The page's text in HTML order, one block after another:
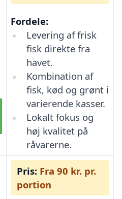
Fordele:
Levering af frisk
fisk direkte fra
havet.
Kombination af
fisk, kød og grønt i
varierende kasser.
Lokalt fokus og
høj kvalitet på
råvarerne.
Pris: Fra 90 kr. pr.
portion